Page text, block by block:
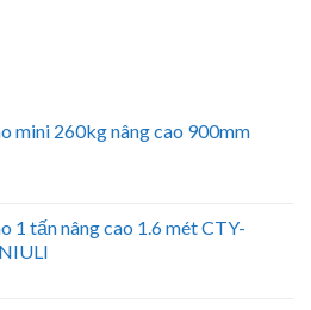
mini 260kg nâng cao 900mm
1 tấn nâng cao 1.6 mét CTY-